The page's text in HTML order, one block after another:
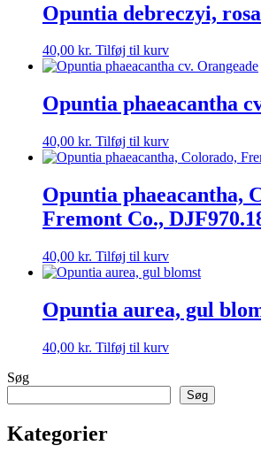
Opuntia debreczyi, rosa
40,00 kr. Tilføj til kurv
Opuntia phaeacantha
40,00 kr. Tilføj til kurv
Opuntia phaeacantha,
Fremont Co.,
40,00 kr. Tilføj til kurv
Opuntia aurea, gul
40,00 kr. Tilføj til kurv
Søg
Søg
Kategorier